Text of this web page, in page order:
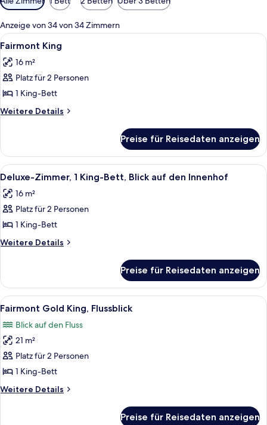
Filter
für
Zimmer
Anzeige von 34 von 34 Zimmern
Alle
Fotos
für
Fairmont
King
anzeigen
Ein Hotelzimmer mit Bett,
5
Fairmont King
16 m²
Platz für 2 Personen
1 King-Bett
Weitere Details
Weitere
King
Preise für Reisedaten anzeigen
Alle
Fotos
für
Deluxe-
Zimmer,
1 King-
auf
den
Innenhof
anzeigen
Ein Hotelzimmer mit einem großen
7
Deluxe-Zimmer, 1 King-Bett, Blick auf den Innenhof
16 m²
Platz für 2 Personen
1 King-Bett
Weitere Details
Weitere
Zimmer,
1 King-
Bett,
auf
den
Preise für Reisedaten anzeigen
Alle
Fotos
für
Fairmont
Gold
King,
Flussblick
anzeigen
Ein Hotelzimmer mit einem großen
5
Fairmont Gold King, Flussblick
Blick auf den Fluss
21 m²
Platz für 2 Personen
1 King-Bett
Weitere Details
Weitere
Preise für Reisedaten anzeigen